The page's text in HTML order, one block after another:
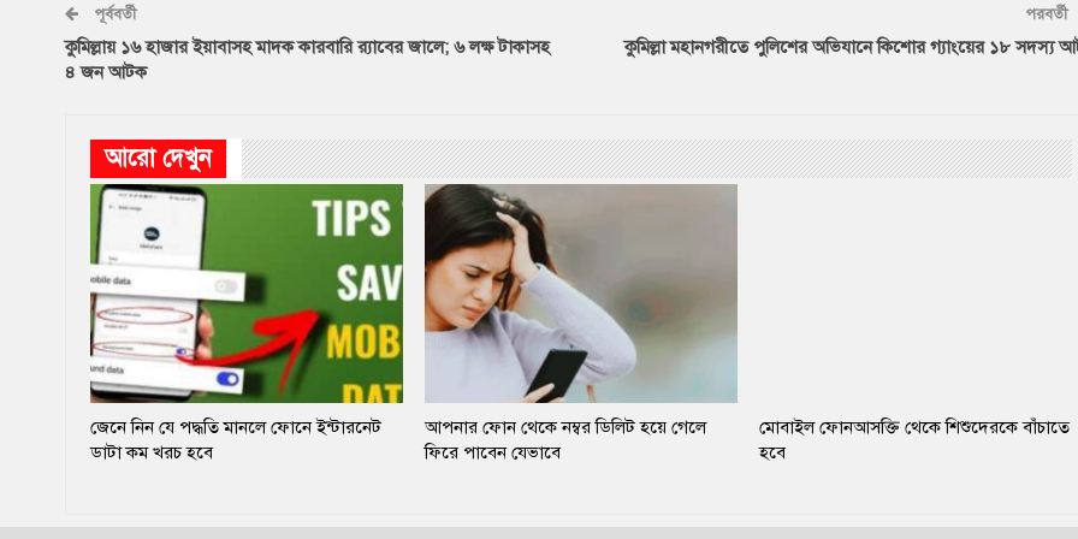
পূর্ববর্তী
কুমিল্লায় ১৬ হাজার ইয়াবাসহ মাদক কারবারি র‍্যাবের জালে; ৬ লক্ষ টাকাসহ
৪ জন আটক
পরবর্তী
কুমিল্লা মহানগরীতে পুলিশের অভিযানে কিশোর গ্যাংয়ের ১৮ সদস্য
আরো দেখুন
জেনে নিন যে পদ্ধতি মানলে ফোনে ইন্টারনেট
ডাটা কম খরচ হবে
আপনার ফোন থেকে নম্বর ডিলিট হয়ে গেলে
ফিরে পাবেন যেভাবে
মোবাইল ফোনআসক্তি থেকে শিশুদেরকে বাঁচাতে
হবে